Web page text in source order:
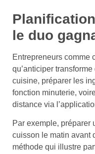
le duo
Entrepreneurs comme
qu’anticiper
cuisine, préparer les
fonction minuterie,
distance via
Par exemple, préparer
cuisson le matin avant
méthode qui illustre